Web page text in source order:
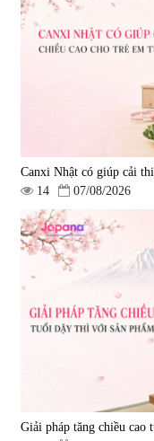
Canxi Nhật có giúp cải
14
07/08/2026
Giải pháp tăng chiều cao